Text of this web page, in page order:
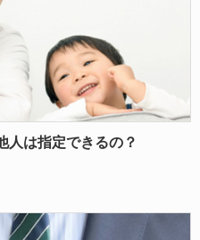
人は指定できるの？